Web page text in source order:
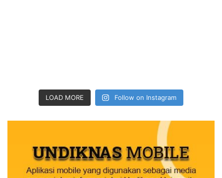
LOAD MORE Follow on Instagram